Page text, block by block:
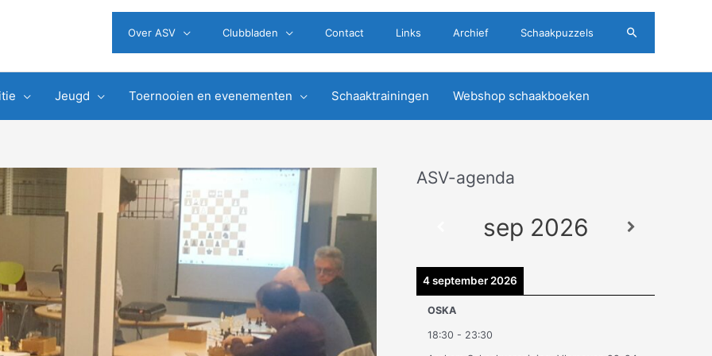
Over ASV Clubbladen Contact Links Archief Schaakpuzzels Zoeken
Jeugd Toernooien en evenementen Schaaktrainingen Webshop schaakboeken
ASV-agenda
sep 2026
4 september 2026
OSKA
18:30 - 23:30
A
e